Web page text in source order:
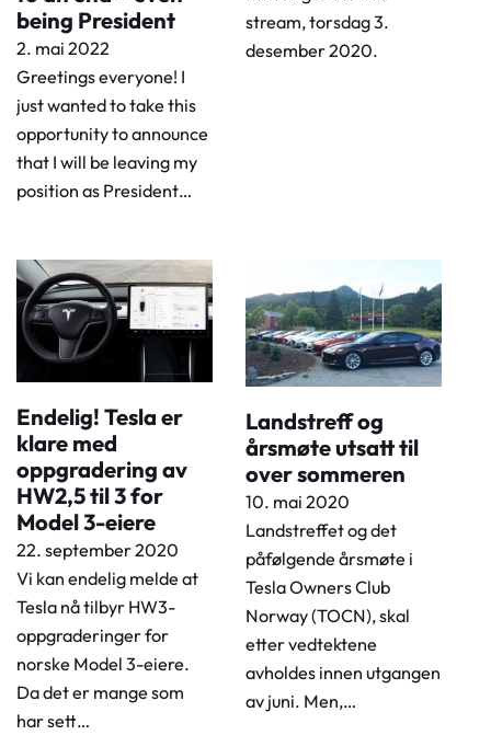
being President
2. mai 2022
Greetings everyone! I
just wanted to take this
opportunity to announce
that I will be leaving my
position as President…
stream, torsdag 3.
desember 2020.
Endelig! Tesla er
klare med
oppgradering av
HW2,5 til 3 for
Model 3-eiere
22. september 2020
Vi kan endelig melde at
Tesla nå tilbyr HW3-
oppgraderinger for
norske Model 3-eiere.
Da det er mange som
har sett…
Landstreff og
årsmøte utsatt til
over sommeren
10. mai 2020
Landstreffet og det
påfølgende årsmøte i
Tesla Owners Club
Norway (TOCN), skal
etter vedtektene
avholdes innen utgangen
av juni. Men,…